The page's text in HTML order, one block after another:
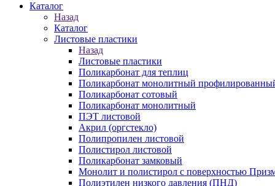
Каталог
Назад
Каталог
Листовые пластики
Назад
Листовые пластики
Поликарбонат для теплиц
Поликарбонат монолитный
Поликарбонат сотовый
Поликарбонат монолитный
ПЭТ листовой
Акрил (оргстекло)
Полипропилен листовой
Полистирол листовой
Поликарбонат замковый
Монолит и полистирол с поверхностью
Полиэтилен низкого давления (ПНД)